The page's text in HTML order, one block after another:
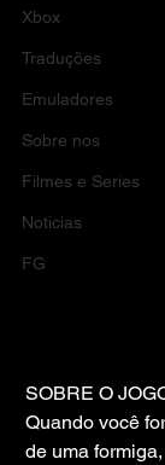
Xbox
Traduções
Emuladores
Sobre nos
Filmes e Series
Noticias
FG
SOBRE O
Quando você
de uma